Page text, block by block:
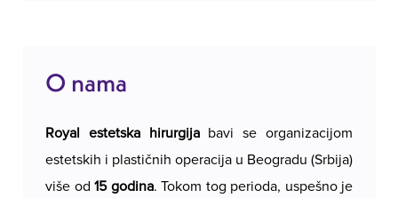
O nama
Royal estetska hirurgijabavi se organizacijom
estetskih i plastičnih operacija u Beogradu (Srbija)
više od 15 godina. Tokom tog perioda, uspešno je